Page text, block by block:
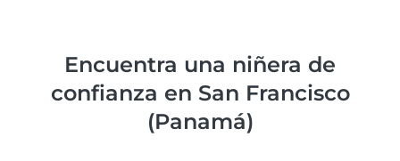
Encuentra una niñera de
confianza en San Francisco
(Panamá)